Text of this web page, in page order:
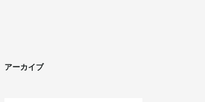
アーカイブ